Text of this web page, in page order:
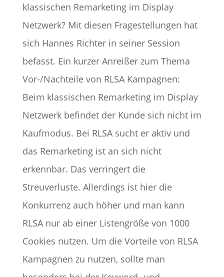
klassischen Remarketing im Display
Netzwerk? Mit diesen Fragestellungen hat
sich Hannes Richter in seiner Session
befasst. Ein kurzer Anreißer zum Thema
Vor-/Nachteile von RLSA Kampagnen:
Beim klassischen Remarketing im Display
Netzwerk befindet der Kunde sich nicht im
Kaufmodus. Bei RLSA sucht er aktiv und
das Remarketing ist an sich nicht
erkennbar. Das verringert die
Streuverluste. Allerdings ist hier die
Konkurrenz auch höher und man kann
RLSA nur ab einer Listengröße von 1000
Cookies nutzen. Um die Vorteile von RLSA
Kampagnen zu nutzen, sollte man